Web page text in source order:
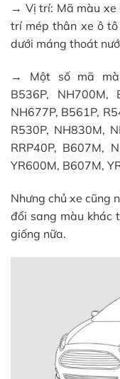
→ Vị trí: Mã màu xe
trí mép thân xe ô
dưới máng thoát
→ Một số mã
B536P, NH700M,
NH677P, B561P,
R530P, NH830M,
RRP40P, B607M,
YR600M, B607M,
Nhưng chủ xe cũng
đổi sang màu khác
giống nữa.